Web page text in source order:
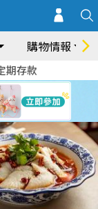
購物情報
期存款